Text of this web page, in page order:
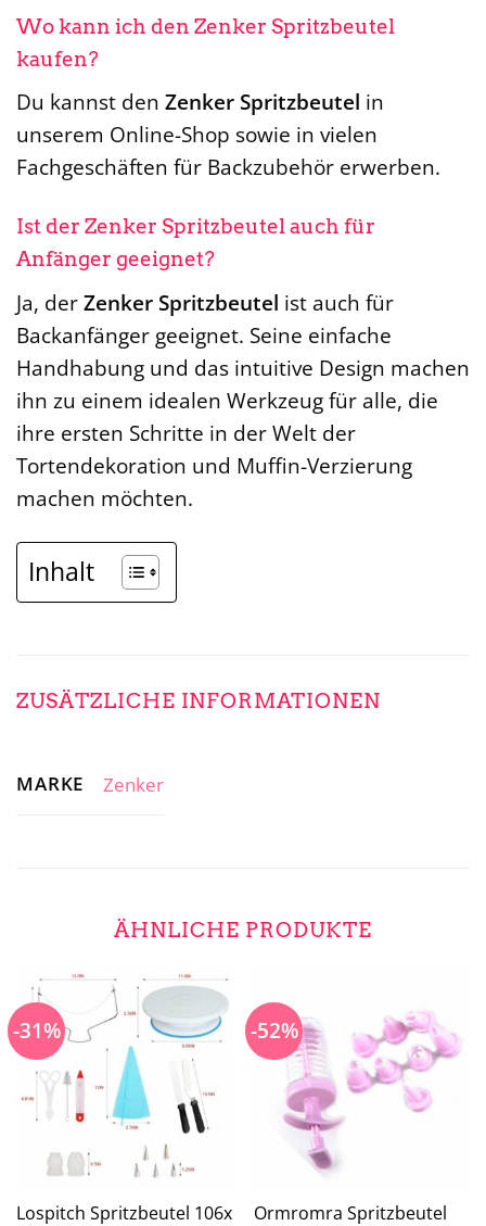
Wo kann ich den Zenker Spritzbeutel
kaufen?
Du kannst den Zenker Spritzbeutel in
unserem Online-Shop sowie in vielen
Fachgeschäften für Backzubehör erwerben.
Ist der Zenker Spritzbeutel auch für
Anfänger geeignet?
Ja, derZenker Spritzbeutel ist auch für
Backanfänger geeignet. Seine einfache
Handhabung und das intuitive Design machen
ihn zu einem idealen Werkzeug für alle, die
ihre ersten Schritte in der Welt der
Tortendekoration und Muffin-Verzierung
machen möchten.
Inhalt
ZUSÄTZLICHE INFORMATIONEN
MARKE Zenker
ÄHNLICHE PRODUKTE
-31%
Lospitch Spritzbeutel 106x
-52%
Ormromra Spritzbeutel